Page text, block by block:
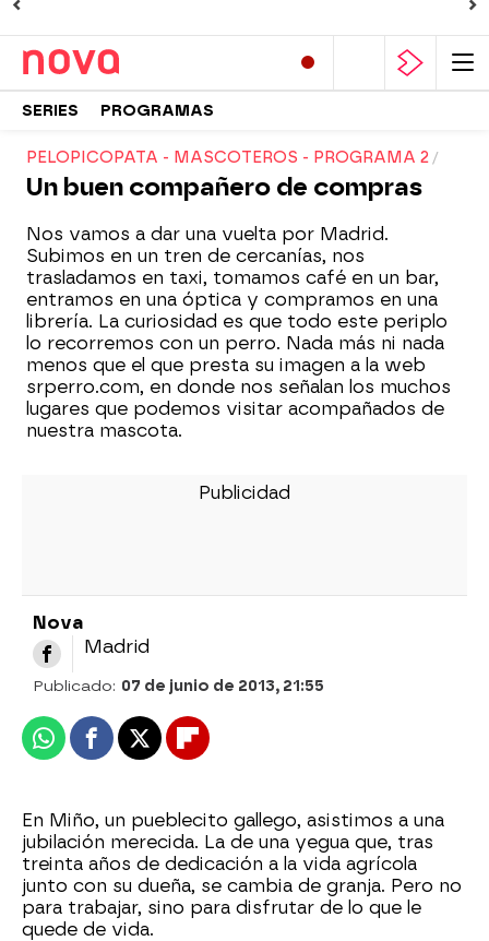
SERIES PROGRAMAS
PELOPICOPATA - MASCOTEROS - PROGRAMA 2
Un buen compañero de compras
Nos vamos a dar una vuelta por Madrid.
Subimos en un tren de cercanías, nos
trasladamos en taxi, tomamos café en un bar,
entramos en una óptica y compramos en una
librería. La curiosidad es que todo este periplo
lo recorremos con un perro. Nada más ni nada
menos que el que presta su imagen a la web
srperro.com, en donde nos señalan los muchos
lugares que podemos visitar acompañados de
nuestra mascota.
Nova
Madrid
Publicado: 07 de junio de 2013, 21:55
WhatsappFacebook
X Flipboard
En Miño, un pueblecito gallego, asistimos a una
jubilación merecida. La de una yegua que, tras
treinta años de dedicación a la vida agrícola
junto con su dueña, se cambia de granja. Pero no
para trabajar, sino para disfrutar de lo que le
quede de vida.